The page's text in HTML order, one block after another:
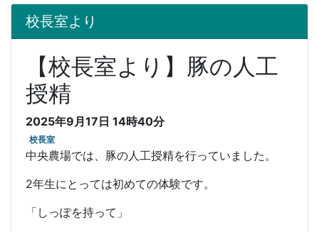
校長室より
【校長室より】豚の人工
授精
2025年9月17日 14時40分
校長室
中央農場では、豚の人工授精を行っていました。
2年生にとっては初めての体験です。
「しっぽを持って」